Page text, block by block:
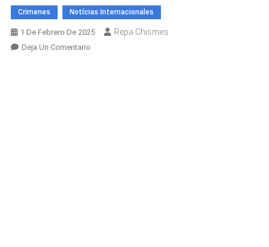
Crimenes Notícias Internacionales
1 De Febrero De 2025 Repa Chismes
Deja Un ComentarioEn